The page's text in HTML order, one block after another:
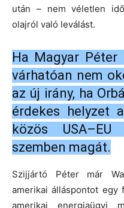
után – nem véletlen
olajról való leválást.
Ha Magyar
várhatóan nem
az új irány, ha
érdekes helyzet
közös
szemben magát.
Szijjártó Péter már
amerikai álláspontot egy
amerikai energiaügyi